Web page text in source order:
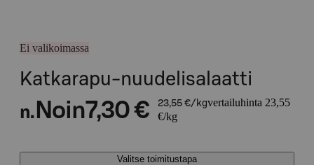
Ei valikoimassa
Katkarapu-nuudelisalaatti
n. Noin7,30 € 23,55 €/kgvertailuhinta 23,55
€/kg
Valitse toimitustapa